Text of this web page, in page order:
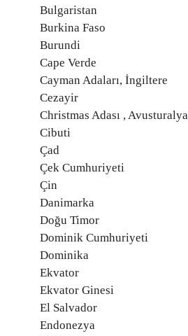
Bulgaristan
Burkina Faso
Burundi
Cape Verde
Cayman Adaları, İngiltere
Cezayir
Christmas Adası , Avusturalya
Cibuti
Çad
Çek Cumhuriyeti
Çin
Danimarka
Doğu Timor
Dominik Cumhuriyeti
Dominika
Ekvator
Ekvator Ginesi
El Salvador
Endonezya